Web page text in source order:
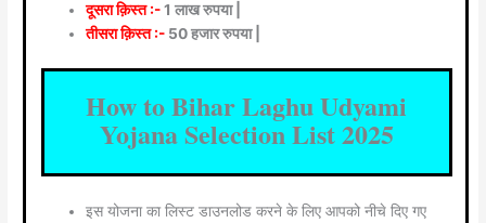
दूसरा क़िस्त :-1 लाख रुपया |
तीसरा क़िस्त :-50 हजार रुपया |
How to Bihar Laghu Udyami
Yojana Selection List 2025
इस योजना का लिस्ट डाउनलोड करने के लिए आपको नीचे दिए गए